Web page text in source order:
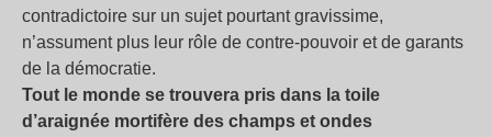
contradictoire sur un sujet pourtant gravissime,
n’assument plus leur rôle de contre-pouvoir et de garants
de la démocratie.
Tout le monde se trouvera pris dans la toile
d’araignée mortifère des champs et ondes